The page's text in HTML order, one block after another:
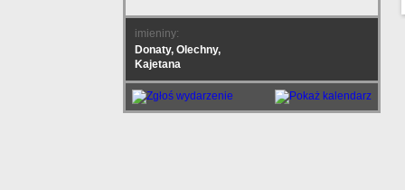
imieniny:
Donaty, Olechny,
Kajetana